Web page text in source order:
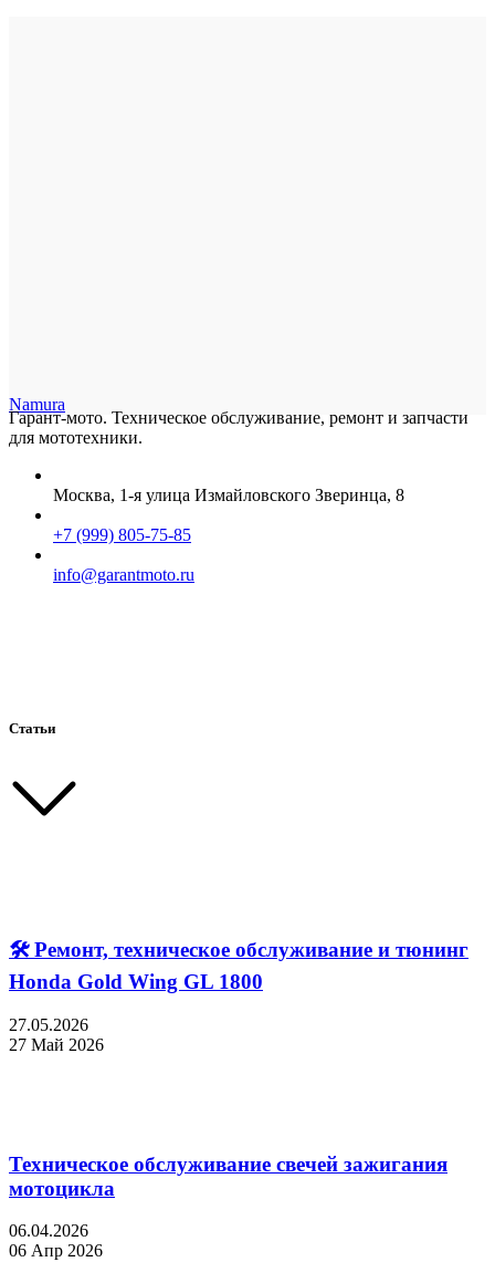
Namura
Гарант-мото. Техническое обслуживание, ремонт и запчасти
для мототехники.
Москва, 1-я улица Измайловского Зверинца, 8
+7 (999) 805-75-85
info@garantmoto.ru
Статьи
🛠 Ремонт, техническое обслуживание и тюнинг
Honda Gold Wing GL 1800
27.05.2026
27 Май 2026
Техническое обслуживание свечей зажигания
мотоцикла
06.04.2026
06 Апр 2026